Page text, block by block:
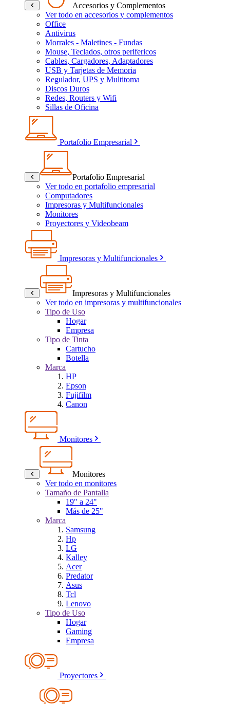
Accesorios y Complementos
Ver todo en accesorios y complementos
Office
Antivirus
Morrales - Maletines - Fundas
Mouse, Teclados, otros perifericos
Cables, Cargadores, Adaptadores
USB y Tarjetas de Memoria
Regulador, UPS y Multitoma
Discos Duros
Redes, Routers y Wifi
Sillas de Oficina
Portafolio Empresarial
Portafolio Empresarial
Ver todo en portafolio empresarial
Computadores
Impresoras y Multifuncionales
Monitores
Proyectores y Videobeam
Impresoras y Multifuncionales
Impresoras y Multifuncionales
Ver todo en impresoras y multifuncionales
Tipo de Uso
Hogar
Empresa
Tipo de Tinta
Cartucho
Botella
Marca
HP
Epson
Fujifilm
Canon
Monitores
Monitores
Ver todo en monitores
Tamaño de Pantalla
19" a 24"
Más de 25"
Marca
Samsung
Hp
LG
Kalley
Acer
Predator
Asus
Tcl
Lenovo
Tipo de Uso
Hogar
Gaming
Empresa
Proyectores